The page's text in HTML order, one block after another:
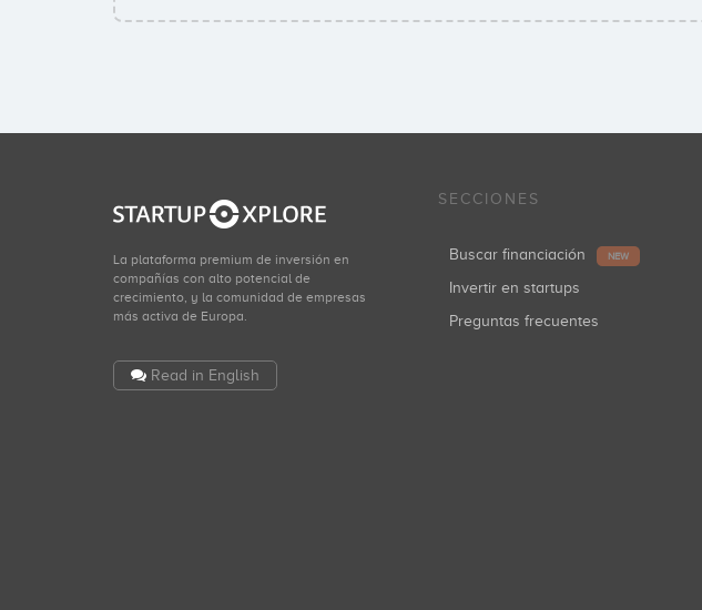
La plataforma premium de inversión en
compañías con alto potencial de
crecimiento, y la comunidad de empresas
más activa de Europa.
Read in English
SECCIONES
Buscar financiación NEW
Invertir en startups
Preguntas frecuentes